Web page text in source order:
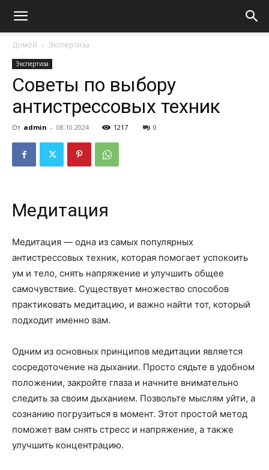
Домой Экспертиза
Экспертиза
Советы по выбору
антистрессовых техник
От admin - 08.10.2024 1217 0
Медитация
Медитация — одна из самых популярных
антистрессовых техник, которая помогает успокоить
ум и тело, снять напряжение и улучшить общее
самочувствие. Существует множество способов
практиковать медитацию, и важно найти тот, который
подходит именно вам.
Одним из основных принципов медитации является
сосредоточение на дыхании. Просто сядьте в удобном
положении, закройте глаза и начните внимательно
следить за своим дыханием. Позвольте мыслям уйти, а
сознанию погрузиться в момент. Этот простой метод
поможет вам снять стресс и напряжение, а также
улучшить концентрацию.